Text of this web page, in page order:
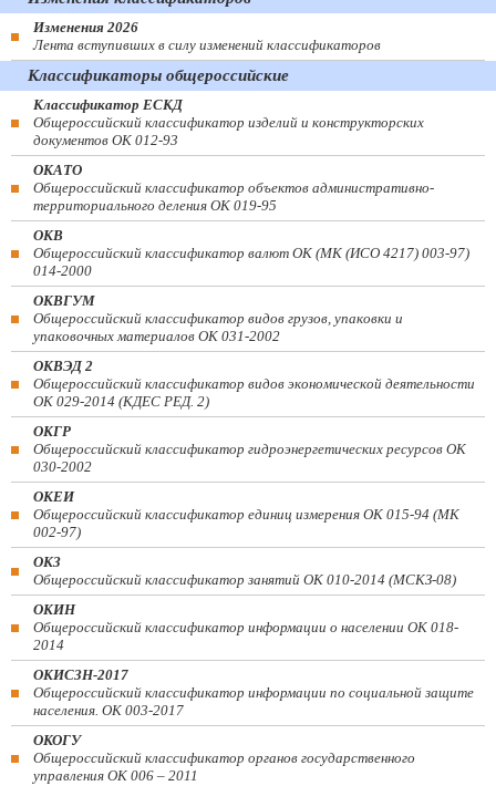
Изменения 2026
Лента вступивших в силу изменений классификаторов
Классификаторы общероссийские
Классификатор ЕСКД
Общероссийский классификатор изделий и конструкторских
документов ОК 012-93
ОКАТО
Общероссийский классификатор объектов административно-
территориального деления ОК 019-95
ОКВ
Общероссийский классификатор валют ОК (МК (ИСО 4217) 003-97)
014-2000
ОКВГУМ
Общероссийский классификатор видов грузов, упаковки и
упаковочных материалов ОК 031-2002
ОКВЭД 2
Общероссийский классификатор видов экономической деятельности
ОК 029-2014 (КДЕС РЕД. 2)
ОКГР
Общероссийский классификатор гидроэнергетических ресурсов ОК
030-2002
ОКЕИ
Общероссийский классификатор единиц измерения ОК 015-94 (МК
002-97)
ОКЗ
Общероссийский классификатор занятий ОК 010-2014 (МСКЗ-08)
ОКИН
Общероссийский классификатор информации о населении ОК 018-
2014
ОКИСЗН-2017
Общероссийский классификатор информации по социальной защите
населения. ОК 003-2017
ОКОГУ
Общероссийский классификатор органов государственного
управления ОК 006 – 2011